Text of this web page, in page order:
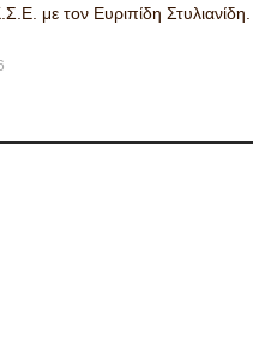
με τον Ευριπίδη Στυλιανίδη.